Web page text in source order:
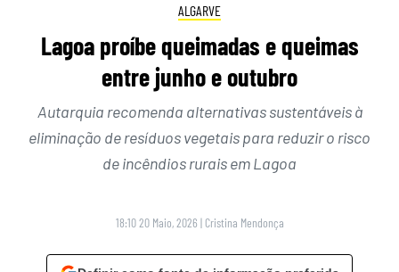
ALGARVE
Lagoa proíbe queimadas e queimas
entre junho e outubro
Autarquia recomenda alternativas sustentáveis à
eliminação de resíduos vegetais para reduzir o risco
de incêndios rurais em Lagoa
18:10 20 Maio, 2026 | Cristina Mendonça